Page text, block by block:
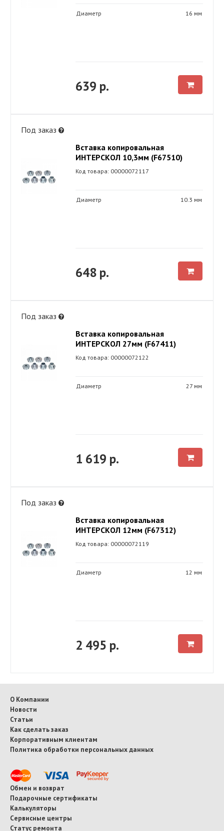
Диаметр 16 мм
639 р.
Под заказ
Вставка копировальная
ИНТЕРСКОЛ 10,3мм (F67510)
Код товара: 00000072117
Диаметр 10.3 мм
648 р.
Под заказ
Вставка копировальная
ИНТЕРСКОЛ 27мм (F67411)
Код товара: 00000072122
Диаметр 27 мм
1 619 р.
Под заказ
Вставка копировальная
ИНТЕРСКОЛ 12мм (F67312)
Код товара: 00000072119
Диаметр 12 мм
2 495 р.
О Компании
Новости
Статьи
Как сделать заказ
Корпоративным клиентам
Политика обработки персональных данных
Обмен и возврат
Подарочные сертификаты
Калькуляторы
Сервисные центры
Статус ремонта